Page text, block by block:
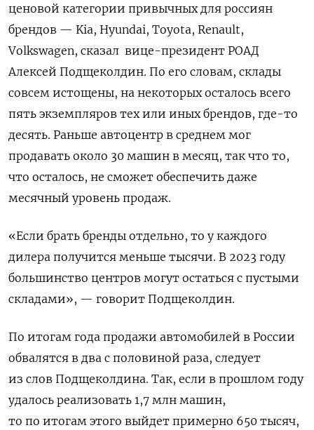
ценовой категории привычных для россиян
брендов — Kia, Hyundai, Toyota, Renault,
Volkswagen, сказал вице-президент РОАД
Алексей Подщеколдин. По его словам, склады
совсем истощены, на некоторых осталось всего
пять экземпляров тех или иных брендов, где-то
десять. Раньше автоцентр в среднем мог
продавать около 30 машин в месяц, так что то,
что осталось, не сможет обеспечить даже
месячный уровень продаж.
«Если брать бренды отдельно, то у каждого
дилера получится меньше тысячи. В 2023 году
большинство центров могут остаться с пустыми
складами», — говорит Подщеколдин.
По итогам года продажи автомобилей в России
обвалятся в два с половиной раза, следует
из слов Подщеколдина. Так, если в прошлом году
удалось реализовать 1,7 млн машин,
то по итогам этого выйдет примерно 650 тысяч,